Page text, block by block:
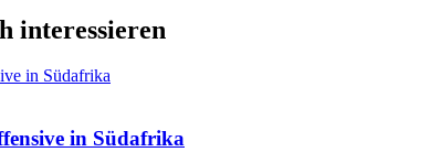
interessieren
in Südafrika